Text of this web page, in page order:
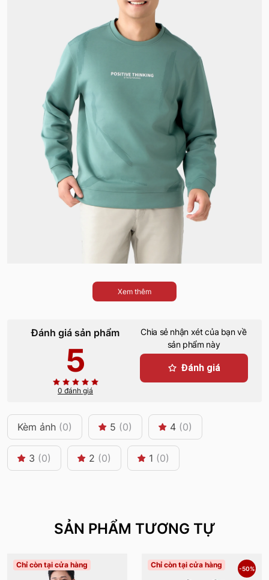
Xem thêm
Đánh giá sản phẩm
5
0 đánh giá
Chia sẻ nhận xét của bạn về
sản phẩm này
Đánh giá
Kèm ảnh (0) 5 (0) 4 (0)
3 (0) 2 (0) 1 (0)
SẢN PHẨM TƯƠNG TỰ
Chỉ còn tại cửa hàng Chỉ còn tại cửa hàng -50%